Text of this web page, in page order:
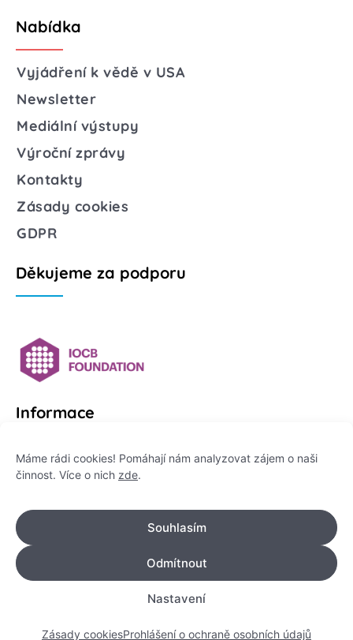
Máme rádi cookies! Pomáhají nám analyzovat zájem o naši
činnost. Více o nich zde.
Souhlasím
Odmítnout
Nastavení
Zásady cookiesProhlášení o ochraně osobních údajů
Nabídka
Vyjádření k vědě v USA
Newsletter
Mediální výstupy
Výroční zprávy
Kontakty
Zásady cookies
GDPR
Děkujeme za podporu
Informace
Platformu Zeptej se vědce provozuje:
IČO: 178 47 389
Flemingovo náměstí 542/2,
Dejvice, 160 00 Praha 6
info@zeptejsevedce.cz